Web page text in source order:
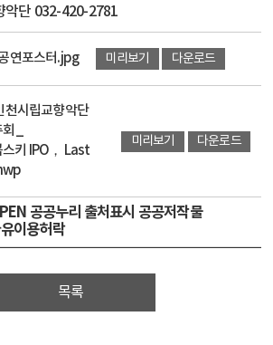
악단 032-420-2781
연포스터.jpg 미리보기 다운로드
천시립교향악단
_
키 IPO， Last
미리보기 다운로드
공공누리 출처표시 공공저작물
이용허락
목록